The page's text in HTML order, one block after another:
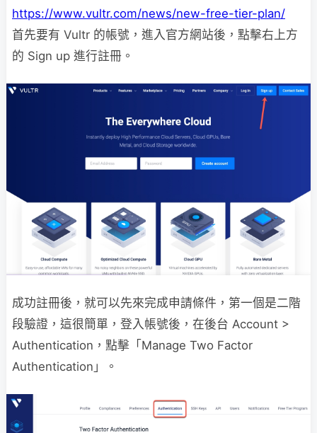
https://www.vultr.com/news/new-free-tier-plan/
首先要有 Vultr 的帳號，進入官方網站後，點擊右上方
的 Sign up 進行註冊。
成功註冊後，就可以先來完成申請條件，第一個是二階
段驗證，這很簡單，登入帳號後，在後台 Account >
Authentication，點擊「Manage Two Factor
Authentication」。